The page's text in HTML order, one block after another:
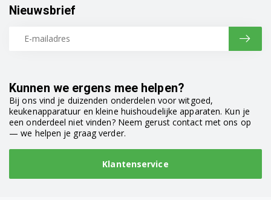
Kunnen we ergens mee helpen?
Bij ons vind je duizenden onderdelen voor witgoed,
keukenapparatuur en kleine huishoudelijke apparaten. Kun je
een onderdeel niet vinden? Neem gerust contact met ons op
— we helpen je graag verder.
Klantenservice
Nieuwsbrief